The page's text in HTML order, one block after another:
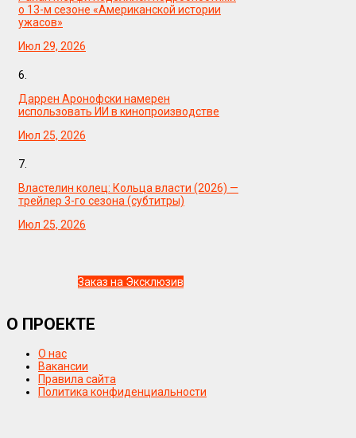
о 13-м сезоне «Американской истории
ужасов»
Июл 29, 2026
6.
Даррен Аронофски намерен
использовать ИИ в кинопроизводстве
Июл 25, 2026
7.
Властелин колец: Кольца власти (2026) —
трейлер 3-го сезона (субтитры)
Июл 25, 2026
Заказ на Эксклюзив
О ПРОЕКТЕ
О нас
Вакансии
Правила сайта
Политика конфиденциальности